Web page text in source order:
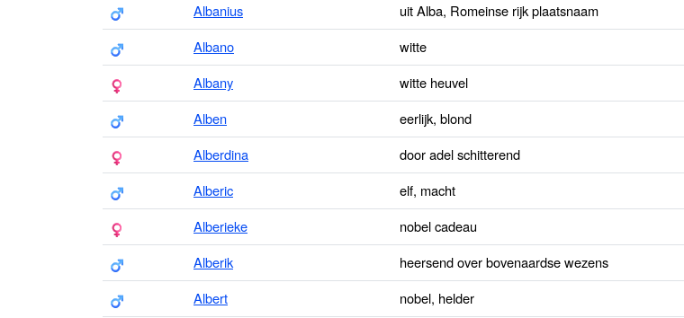
Albanius
uit Alba, Romeinse rijk plaatsnaam
Albano
witte
Albany
witte heuvel
Alben
eerlijk, blond
Alberdina
door adel schitterend
Alberic
elf, macht
Alberieke
nobel cadeau
Alberik
heersend over bovenaardse wezens
Albert
nobel, helder